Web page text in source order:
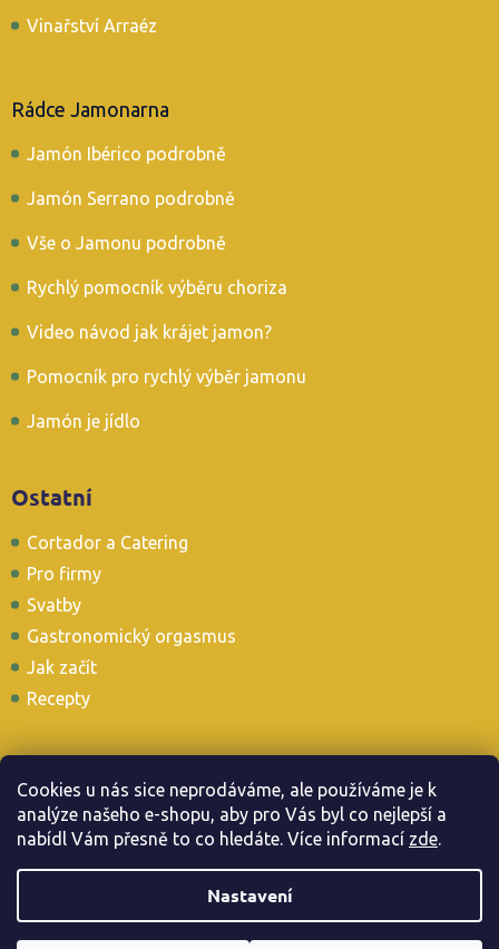
Cookies u nás sice neprodáváme, ale používáme je k
analýze našeho e-shopu, aby pro Vás byl co nejlepší a
nabídl Vám přesně to co hledáte. Více informací zde.
Nastavení
Vinařství Arraéz
Rádce Jamonarna
Jamón Ibérico podrobně
Jamón Serrano podrobně
Vše o Jamonu podrobně
Rychlý pomocník výběru choriza
Video návod jak krájet jamon?
Pomocník pro rychlý výběr jamonu
Jamón je jídlo
Ostatní
Cortador a Catering
Pro firmy
Svatby
Gastronomický orgasmus
Jak začít
Recepty
Stavte se i u nás v Tapas Baru